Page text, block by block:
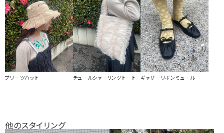
プリーツハット チュールシャーリングトート ギャザーリボンミュール
他のスタイリング